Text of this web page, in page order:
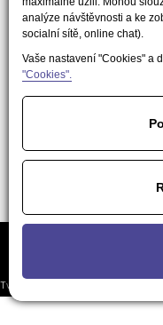
analýze návštěvnosti a ke
socialní sítě, online chat).
Vaše nastavení "Cookies" a
"Cookies".
Tvorba responzivních webů a eshopů